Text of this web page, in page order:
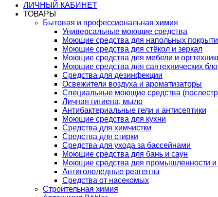
ЛИЧНЫЙ КАБИНЕТ
ТОВАРЫ
Бытовая и профессиональная химия
Универсальные моющие средства
Моющие средства для напольных
Моющие средства для стёкол и зеркал
Моющие средства для мебели и
Моющие средства для сантехнических
Средства для дезинфекции
Освежители воздуха и ароматизаторы
Специальные моющие средства
Личная гигиена, мыло
Антибактериальные гели и антисептики
Моющие средства для кухни
Средства для химчистки
Средства для стирки
Средства для ухода за бассейнами
Моющие средства для бань и саун
Моющие средства для промышленности и
Антигололедные реагенты
Средства от насекомых
Строительная химия